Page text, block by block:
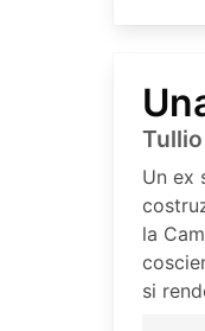
Un ex
la
si